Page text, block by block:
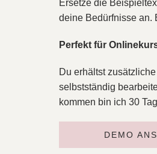
Ersetze die
deine Bedürfnisse an.
Perfekt für
Du erhältst
selbstständig
kommen bin ich 30
DEMO